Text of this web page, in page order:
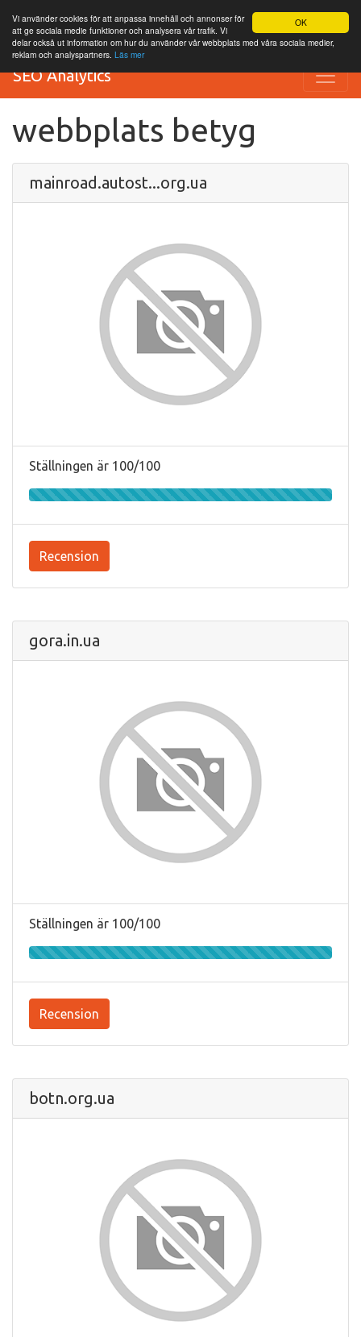
OK
Vi använder cookies för att anpassa innehåll och annonser för
att ge sociala medie funktioner och analysera vår trafik. Vi
delar också ut information om hur du använder vår webbplats med våra sociala medier,
reklam och analyspartners. Läs mer
SEO Analytics
webbplats betyg
mainroad.autost...org.ua
Ställningen är 100/100
Recension
gora.in.ua
Ställningen är 100/100
Recension
botn.org.ua